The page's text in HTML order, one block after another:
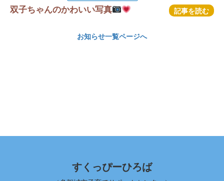
双子ちゃんのかわいい写真 記事を読む
お知らせ一覧ページへ
すくっぴーひろば